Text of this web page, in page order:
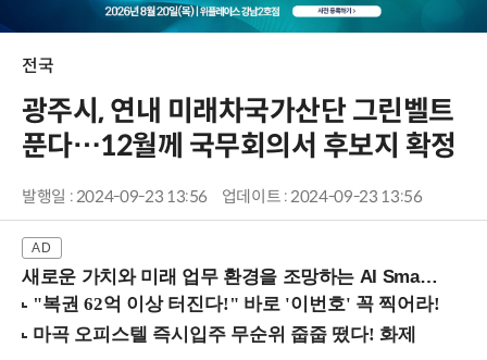
전국
광주시, 연내 미래차국가산단 그린벨트
푼다…12월께 국무회의서 후보지 확정
발행일 : 2024-09-23 13:56 업데이트 : 2024-09-23 13:56
새로운 가치와 미래 업무 환경을 조망하는 AI Smart Work Summit 2026 (9/11 코엑스)